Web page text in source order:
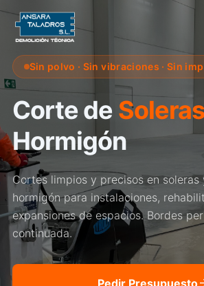
Sin polvo · Sin vibraciones · Sin
Corte de Soleras
Hormigón
Cortes limpios y precisos en
hormigón para instalaciones,
expansiones de espacios. Bordes
continuada.
Pedir Presupuesto